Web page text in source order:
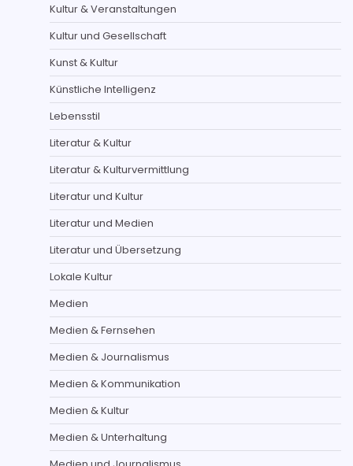
Kultur & Veranstaltungen
Kultur und Gesellschaft
Kunst & Kultur
Künstliche Intelligenz
Lebensstil
Literatur & Kultur
Literatur & Kulturvermittlung
Literatur und Kultur
Literatur und Medien
Literatur und Übersetzung
Lokale Kultur
Medien
Medien & Fernsehen
Medien & Journalismus
Medien & Kommunikation
Medien & Kultur
Medien & Unterhaltung